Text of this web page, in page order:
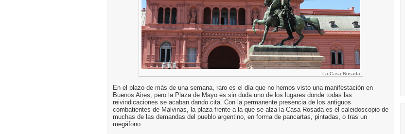
La Casa Rosada
En el plazo de más de una semana, raro es el día que no hemos visto una manifestación en
Buenos Aires, pero la Plaza de Mayo es sin duda uno de los lugares donde todas las
reivindicaciones se acaban dando cita. Con la permanente presencia de los antiguos
combatientes de Malvinas, la plaza frente a la que se alza la Casa Rosada es el caleidoscopio de
muchas de las demandas del pueblo argentino, en forma de pancartas, pintadas, o tras un
megáfono.